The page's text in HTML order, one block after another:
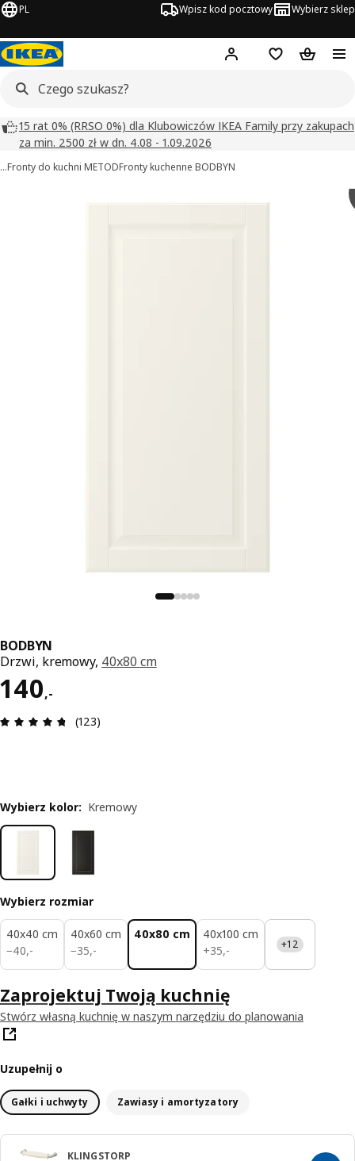
PL Wpisz kod pocztowy Wybierz sklep
Hej! Zaloguj się
Lista zakupowa
Koszyk
15 rat 0% (RRSO 0%) dla Klubowiczów IKEA Family przy zakupach
za min. 2500 zł w dn. 4.08 - 1.09.2026
…Fronty do kuchni METODFronty kuchenne BODBYN
BODBYN
Drzwi, kremowy, 40x80 cm
140,-
Cena 140,-
Opinia: 4.7 na 5 gwiazdki. Recenzje ogółem: 123
(123)
Wybierz kolor: Kremowy
Wybierz rozmiar
40x40 cm
−40,-
40,-
40x60 cm
−35,-
35,-
40x80 cm
40x100 cm
+35,-
35,- +12
Zaprojektuj Twoją kuchnię
Stwórz własną kuchnię w naszym narzędziu do planowania
Uzupełnij o
Gałki i uchwyty Zawiasy i amortyzatory
KLINGSTORP